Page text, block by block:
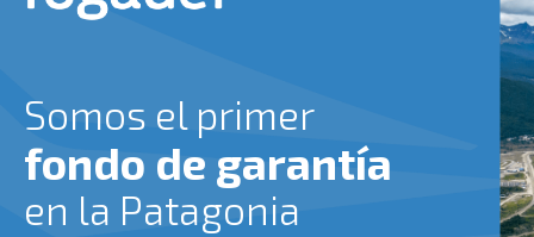
Somos el primer
fondo de garantía
en la Patagonia